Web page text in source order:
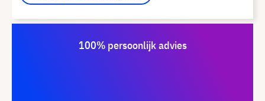
100% persoonlijk advies